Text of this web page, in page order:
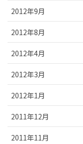
2012年9月
2012年8月
2012年4月
2012年3月
2012年1月
2011年12月
2011年11月